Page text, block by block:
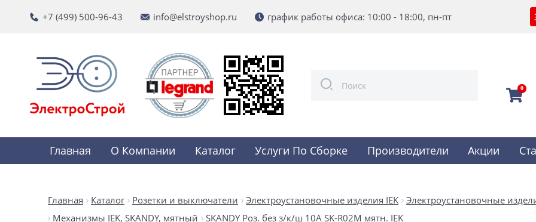
+7 (499) 500-96-43 info@elstroyshop.ru график работы офиса: 10:00 - 18:00, пн-пт
0
Главная О Компании Каталог Услуги По Сборке Производители Акции
Главная Каталог Розетки и выключатели Электроустановочные изделия IEK
Электроустановочные
Механизмы IEK, SKANDY, мятный
SKANDY Роз. без з/к/ш 10А SK-R02M мятн. IEK